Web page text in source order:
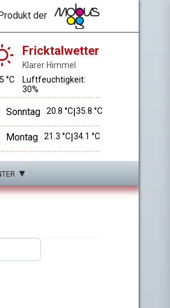
der
Fricktalwetter
Klarer Himmel
°C
Luftfeuchtigkeit:
30%
Sonntag 20.8 °C|35.8 °C
Montag 21.3 °C|34.1 °C